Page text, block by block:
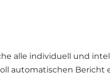
alle individuell und
automatischen Bericht